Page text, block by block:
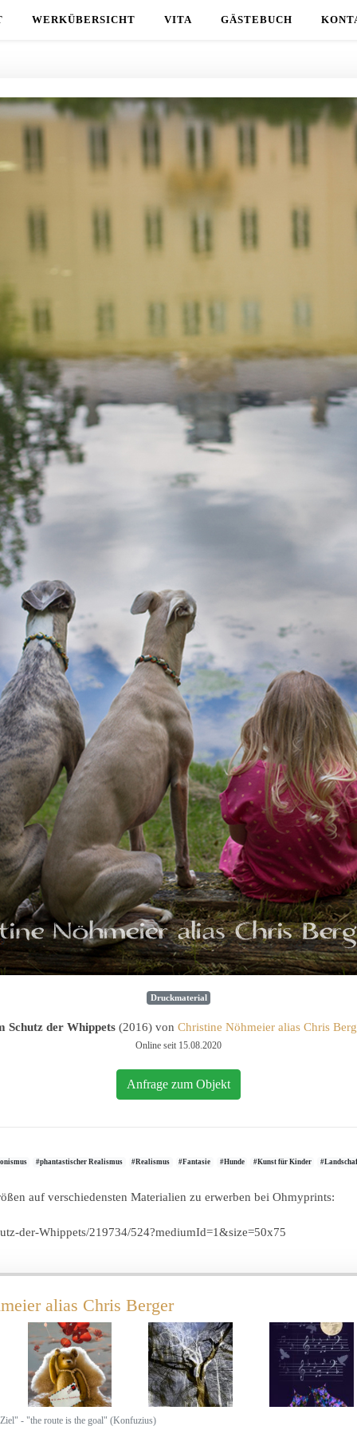
WERKÜBERSICHT VITA GÄSTEBUCH
Druckmaterial
Schutz der Whippets (2016) von Christine Nöhmeier alias Chris
Online seit 15.08.2020
Anfrage zum Objekt
#phantastischer Realismus #Realismus #Fantasie #Hunde #Kunst für Kinder
auf verschiedensten Materialien zu erwerben bei Ohmyprints:
der-Whippets/219734/524?mediumId=1&size=50x75
alias Chris Berger
- "the route is the goal" (Konfuzius)